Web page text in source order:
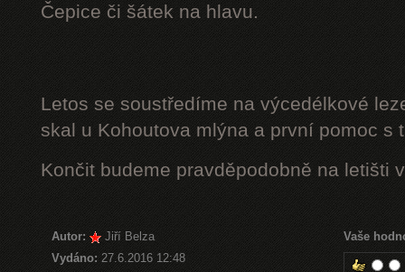
Čepice či šátek na hlavu.
Letos se soustředíme na výcedélkové
skal u Kohoutova mlýna a první pomoc s
Končit budeme pravděpodobně na letišti
Autor:
Jiří Belza
Vydáno: 27.6.2016 12:48
Vaše